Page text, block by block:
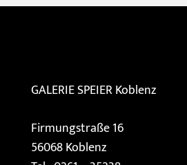
GALERIE SPEIERKoblenz
Firmungstraße 16
56068 Koblenz